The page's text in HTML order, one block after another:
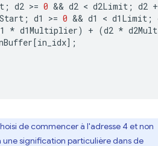
; d2 >= 0 && d2 < d2Limit ; d2
; d1 >= 0 && d1 < d1Limit ;
* d1Multiplier) + (d2 *
[in_idx];
de commencer à l'adresse 4 et non
une signification particulière dans de